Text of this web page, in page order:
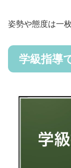
姿勢や態度は一
学級指導